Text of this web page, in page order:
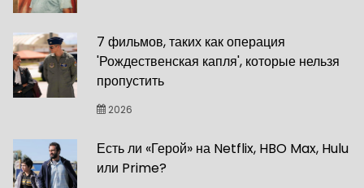
7 фильмов, таких как операция
'Рождественская капля', которые нельзя
пропустить
2026
Есть ли «Герой» на Netflix, HBO Max, Hulu
или Prime?